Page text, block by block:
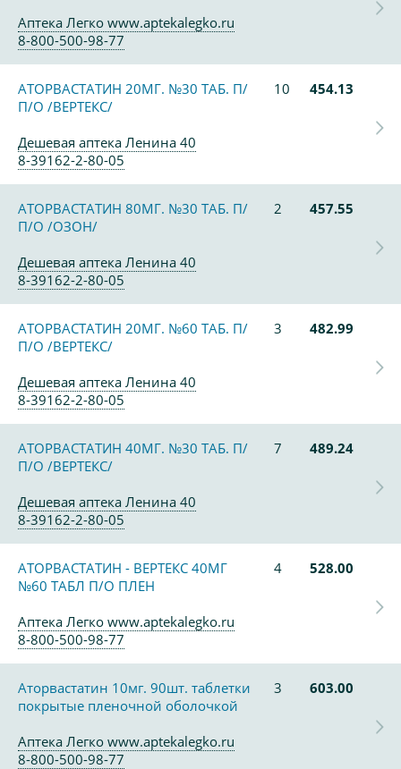
Аптека Легко www.aptekalegko.ru
8-800-500-98-77
АТОРВАСТАТИН 20МГ. №30 ТАБ. П/
П/О /ВЕРТЕКС/
10 454.13
Дешевая аптека Ленина 40
8-39162-2-80-05
АТОРВАСТАТИН 80МГ. №30 ТАБ. П/
П/О /ОЗОН/
2 457.55
Дешевая аптека Ленина 40
8-39162-2-80-05
АТОРВАСТАТИН 20МГ. №60 ТАБ. П/
П/О /ВЕРТЕКС/
3 482.99
Дешевая аптека Ленина 40
8-39162-2-80-05
АТОРВАСТАТИН 40МГ. №30 ТАБ. П/
П/О /ВЕРТЕКС/
7 489.24
Дешевая аптека Ленина 40
8-39162-2-80-05
АТОРВАСТАТИН - ВЕРТЕКС 40МГ
№60 ТАБЛ П/О ПЛЕН
4 528.00
Аптека Легко www.aptekalegko.ru
8-800-500-98-77
Аторвастатин 10мг. 90шт. таблетки
покрытые пленочной оболочкой
3 603.00
Аптека Легко www.aptekalegko.ru
8-800-500-98-77